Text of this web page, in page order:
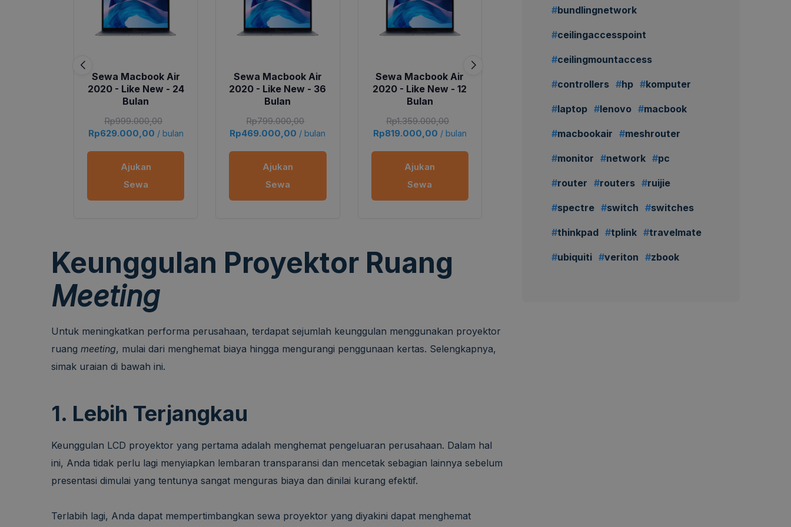
Sewa Macbook Air
2020 - Like New - 24
Bulan
Rp999.000,00
Rp629.000,00 / bulan
Ajukan
Sewa
Sewa Macbook Air
2020 - Like New - 36
Bulan
Rp799.000,00
Rp469.000,00 / bulan
Ajukan
Sewa
Sewa Macbook Air
2020 - Like New - 12
Bulan
Rp1.359.000,00
Rp819.000,00 / bulan
Ajukan
Sewa
2020 - Like New - 18
719.000,00/ bulan
Sewa
Keunggulan Proyektor Ruang
Meeting
Untuk meningkatkan performa perusahaan, terdapat sejumlah keunggulan menggunakan proyektor
ruang meeting, mulai dari menghemat biaya hingga mengurangi penggunaan kertas. Selengkapnya,
simak uraian di bawah ini.
1. Lebih Terjangkau
Keunggulan LCD proyektor yang pertama adalah menghemat pengeluaran perusahaan. Dalam hal
ini, Anda tidak perlu lagi menyiapkan lembaran transparansi dan mencetak sebagian lainnya sebelum
presentasi dimulai yang tentunya sangat menguras biaya dan dinilai kurang efektif.
Terlabih lagi, Anda dapat mempertimbangkan sewa proyektor yang diyakini dapat menghemat
bundlingnetwork
ceilingaccesspoint
ceilingmountaccess
controllers hp komputer
laptop lenovo macbook
macbookair meshrouter
monitor network pc
router routers ruijie
spectre switch switches
thinkpad tplink travelmate
ubiquiti veriton zbook